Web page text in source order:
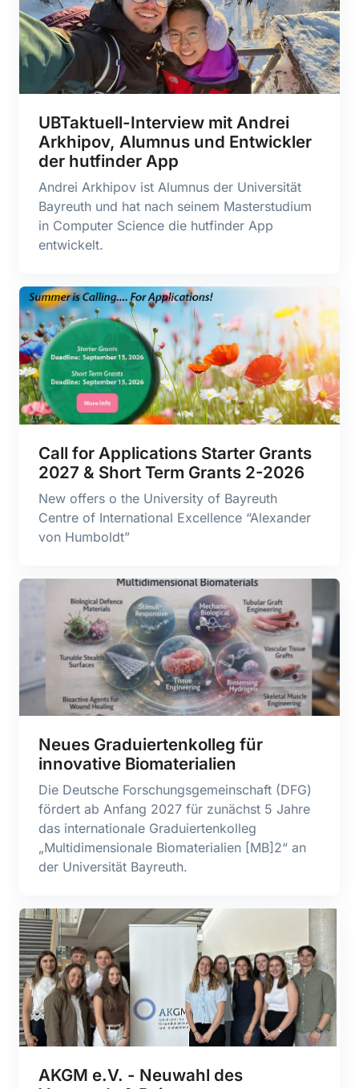
UBTaktuell-Interview mit Andrei
Arkhipov, Alumnus und Entwickler
der hutfinder App
Andrei Arkhipov ist Alumnus der Universität
Bayreuth und hat nach seinem Masterstudium
in Computer Science die hutfinder App
entwickelt.
Call for Applications Starter Grants
2027 & Short Term Grants 2-2026
New offers o the University of Bayreuth
Centre of International Excellence “Alexander
von Humboldt”
Neues Graduiertenkolleg für
innovative Biomaterialien
Die Deutsche Forschungsgemeinschaft (DFG)
fördert ab Anfang 2027 für zunächst 5 Jahre
das internationale Graduiertenkolleg
„Multidimensionale Biomaterialien [MB]2“ an
der Universität Bayreuth.
AKGM e.V. - Neuwahl des